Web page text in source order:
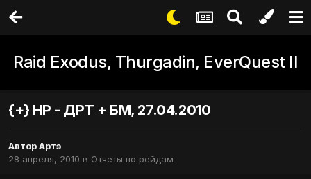
Raid Exodus, Thurgadin, EverQuest II
{+} НР - ДРТ + БМ, 27.04.2010
АвторАртэ
28 апреля, 2010 в Отчеты по рейдам